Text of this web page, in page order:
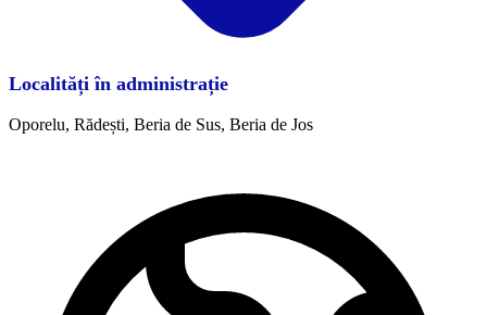
Localități în administrație
Oporelu, Rădești, Beria de Sus, Beria de Jos